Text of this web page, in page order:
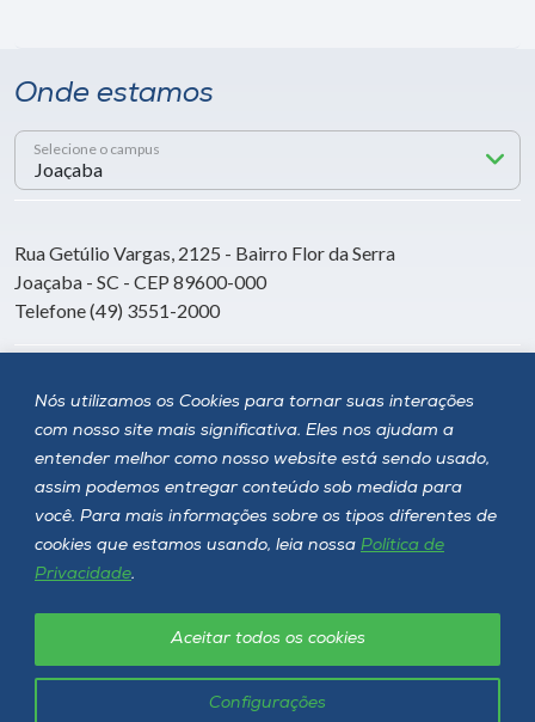
Nós utilizamos os Cookies para tornar suas interações
com nosso site mais significativa. Eles nos ajudam a
entender melhor como nosso website está sendo usado,
assim podemos entregar conteúdo sob medida para
você. Para mais informações sobre os tipos diferentes de
cookies que estamos usando, leia nossa Política de
Privacidade.
Configurações
Aceitar todos os cookies
Onde estamos
Selecione o campus
Rua Getúlio Vargas, 2125 - Bairro Flor da Serra
Joaçaba - SC - CEP 89600-000
Telefone (49) 3551-2000
Siga a Unoesc
Unoesc © 2026 - Todos os direitos reservados
Política de privacidade LGPD